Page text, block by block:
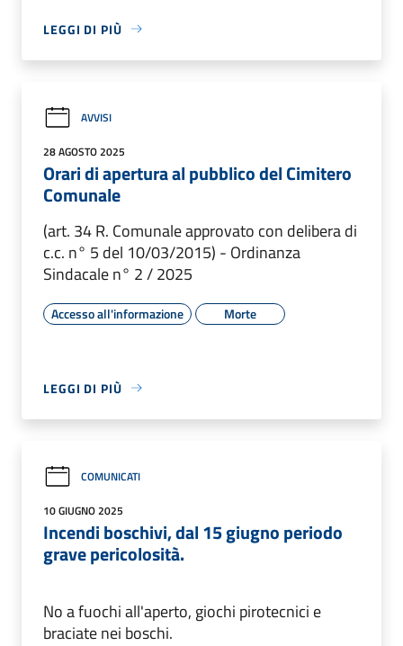
LEGGI DI PIÙ
AVVISI
28 AGOSTO 2025
Orari di apertura al pubblico del Cimitero
Comunale
(art. 34 R. Comunale approvato con delibera di
c.c. n° 5 del 10/03/2015) - Ordinanza
Sindacale n° 2 / 2025
Accesso all'informazione Morte
LEGGI DI PIÙ
COMUNICATI
10 GIUGNO 2025
Incendi boschivi, dal 15 giugno periodo
grave pericolosità.
No a fuochi all'aperto, giochi pirotecnici e
braciate nei boschi.